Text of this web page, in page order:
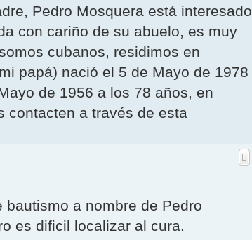
Pedro Mosquera está interesado
con cariño de su abuelo, es muy
cubanos, residimos en
papá) nació el 5 de Mayo de 1978
de 1956 a los 78 años, en
contacten a través de esta
a nombre de Pedro
es dificil localizar al cura.